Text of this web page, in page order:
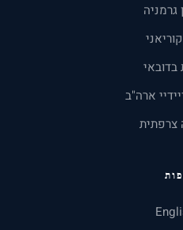
גרמניה
בדובאי
ארה"ב
צרפתית